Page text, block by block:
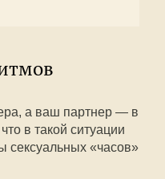
а ваш партнер — в
в такой ситуации
сексуальных «часов»